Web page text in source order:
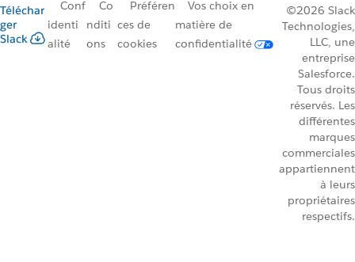
Téléchar
ger
Slack
Conf
identi
alité
Co
nditi
ons
Préféren
ces de
cookies
Vos choix en
matière de
confidentialité
©2026 Slack
Technologies,
LLC, une
entreprise
Salesforce.
Tous droits
réservés. Les
différentes
marques
commerciales
appartiennent
à leurs
propriétaires
respectifs.